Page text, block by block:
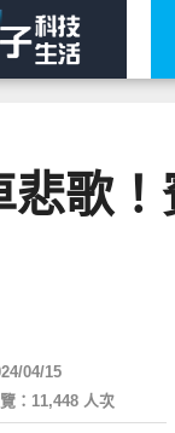
悲歌
04/15
：11,448 人次